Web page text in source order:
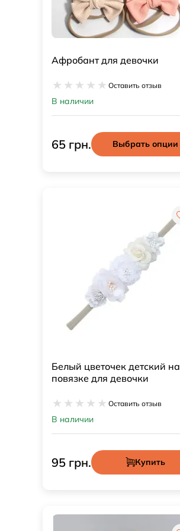
Афробант для девочки
Оставить отзыв
В наличии
65 грн. Выбрать опции
Белый цветочек детский на
повязке для девочки
Оставить отзыв
В наличии
95 грн. Купить